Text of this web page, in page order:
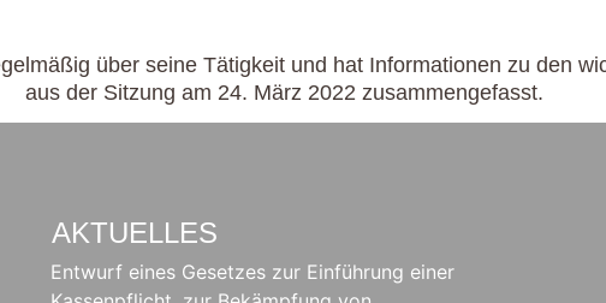
über seine Tätigkeit und hat Informationen zu den
aus der Sitzung am 24. März 2022 zusammengefasst.
AKTUELLES
Entwurf eines Gesetzes zur Einführung einer